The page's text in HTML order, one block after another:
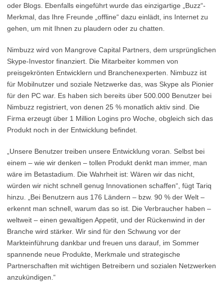
oder Blogs. Ebenfalls eingeführt wurde das einzigartige „Buzz“-
Merkmal, das Ihre Freunde „offline“ dazu einlädt, ins Internet zu
gehen, um mit Ihnen zu plaudern oder zu chatten.
Nimbuzz wird von Mangrove Capital Partners, dem ursprünglichen
Skype-Investor finanziert. Die Mitarbeiter kommen von
preisgekrönten Entwicklern und Branchenexperten. Nimbuzz ist
für Mobilnutzer und soziale Netzwerke das, was Skype als Pionier
für den PC war. Es haben sich bereits über 500.000 Benutzer bei
Nimbuzz registriert, von denen 25 % monatlich aktiv sind. Die
Firma erzeugt über 1 Million Logins pro Woche, obgleich sich das
Produkt noch in der Entwicklung befindet.
„Unsere Benutzer treiben unsere Entwicklung voran. Selbst bei
einem – wie wir denken – tollen Produkt denkt man immer, man
wäre im Betastadium. Die Wahrheit ist: Wären wir das nicht,
würden wir nicht schnell genug Innovationen schaffen“, fügt Tariq
hinzu. „Bei Benutzern aus 176 Ländern – bzw. 90 % der Welt –
erkennt man schnell, warum das so ist. Die Verbraucher haben –
weltweit – einen gewaltigen Appetit, und der Rückenwind in der
Branche wird stärker. Wir sind für den Schwung vor der
Markteinführung dankbar und freuen uns darauf, im Sommer
spannende neue Produkte, Merkmale und strategische
Partnerschaften mit wichtigen Betreibern und sozialen Netzwerken
anzukündigen.“